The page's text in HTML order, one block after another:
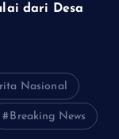
dari Desa
Nasional
Breaking News